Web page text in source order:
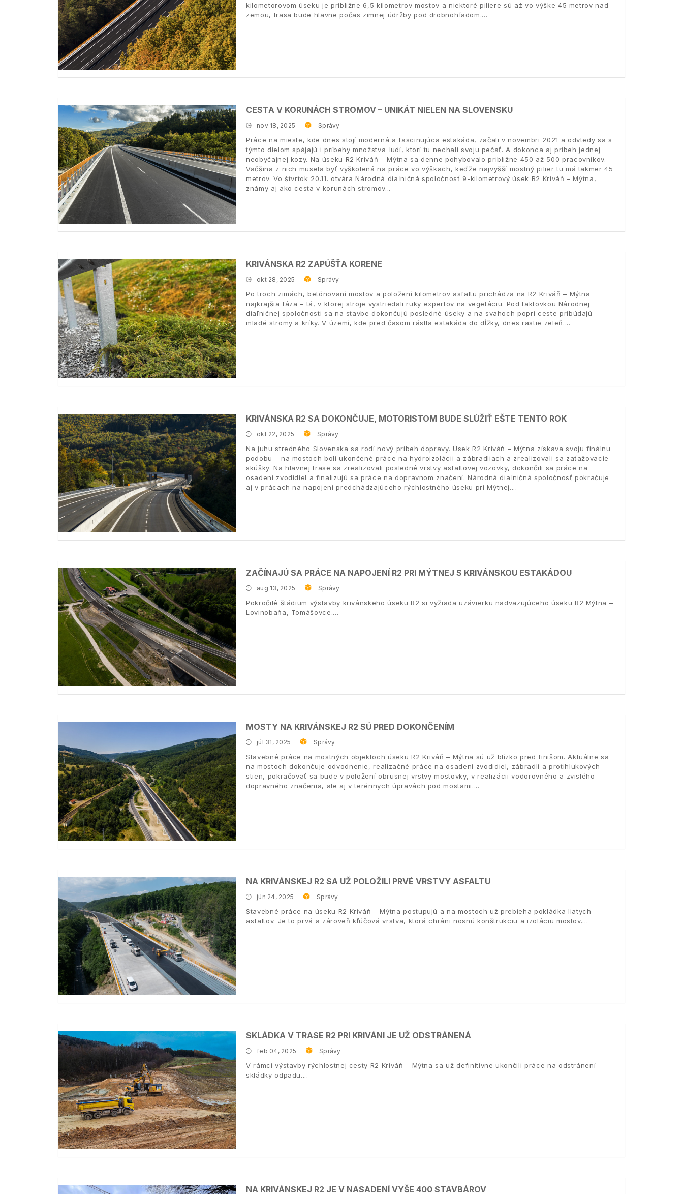
kilometorovom úseku je približne 6,5 kilometrov mostov a niektoré piliere sú až vo výške 45 metrov nad
zemou, trasa bude hlavne počas zimnej údržby pod drobnohľadom.
CESTA V KORUNÁCH STROMOV – UNIKÁT NIELEN NA SLOVENSKU
nov 18, 2025 Správy
Práce na mieste, kde dnes stojí moderná a fascinujúca estakáda, začali v novembri 2021 a odvtedy sa s
týmto dielom spájajú i príbehy množstva ľudí, ktorí tu nechali svoju pečať. A dokonca aj príbeh jednej
neobyčajnej kozy. Na úseku R2 Kriváň – Mýtna sa denne pohybovalo približne 450 až 500 pracovníkov.
Väčšina z nich musela byť vyškolená na práce vo výškach, keďže najvyšší mostný pilier tu má takmer 45
metrov. Vo štvrtok 20.11. otvára Národná diaľničná spoločnosť 9-kilometrový úsek R2 Kriváň – Mýtna,
známy aj ako cesta v korunách stromov
KRIVÁNSKA R2 ZAPÚŠŤA KORENE
okt 28, 2025 Správy
Po troch zimách, betónovaní mostov a položení kilometrov asfaltu prichádza na R2 Kriváň – Mýtna
najkrajšia fáza – tá, v ktorej stroje vystriedali ruky expertov na vegetáciu. Pod taktovkou Národnej
diaľničnej spoločnosti sa na stavbe dokončujú posledné úseky a na svahoch popri ceste pribúdajú
mladé stromy a kríky. V území, kde pred časom rástla estakáda do dĺžky, dnes rastie zeleň.
KRIVÁNSKA R2 SA DOKONČUJE, MOTORISTOM BUDE SLÚŽIŤ EŠTE TENTO ROK
okt 22, 2025 Správy
Na juhu stredného Slovenska sa rodí nový príbeh dopravy. Úsek R2 Kriváň – Mýtna získava svoju finálnu
podobu – na mostoch boli ukončené práce na hydroizolácii a zábradliach a zrealizovali sa zaťažovacie
skúšky. Na hlavnej trase sa zrealizovali posledné vrstvy asfaltovej vozovky, dokončili sa práce na
osadení zvodidiel a finalizujú sa práce na dopravnom značení. Národná diaľničná spoločnosť pokračuje
aj v prácach na napojení predchádzajúceho rýchlostného úseku pri Mýtnej.
ZAČÍNAJÚ SA PRÁCE NA NAPOJENÍ R2 PRI MÝTNEJ S KRIVÁNSKOU ESTAKÁDOU
aug 13, 2025 Správy
Pokročilé štádium výstavby krivánskeho úseku R2 si vyžiada uzávierku nadväzujúceho úseku R2 Mýtna –
Lovinobaňa, Tomášovce.
MOSTY NA KRIVÁNSKEJ R2 SÚ PRED DOKONČENÍM
júl 31, 2025 Správy
Stavebné práce na mostných objektoch úseku R2 Kriváň – Mýtna sú už blízko pred finišom. Aktuálne sa
na mostoch dokončuje odvodnenie, realizačné práce na osadení zvodidiel, zábradlí a protihlukových
stien, pokračovať sa bude v položení obrusnej vrstvy mostovky, v realizácii vodorovného a zvislého
dopravného značenia, ale aj v terénnych úpravách pod mostami.
NA KRIVÁNSKEJ R2 SA UŽ POLOŽILI PRVÉ VRSTVY ASFALTU
jún 24, 2025 Správy
Stavebné práce na úseku R2 Kriváň – Mýtna postupujú a na mostoch už prebieha pokládka liatych
asfaltov. Je to prvá a zároveň kľúčová vrstva, ktorá chráni nosnú konštrukciu a izoláciu mostov.
SKLÁDKA V TRASE R2 PRI KRIVÁNI JE UŽ ODSTRÁNENÁ
feb 04, 2025 Správy
V rámci výstavby rýchlostnej cesty R2 Kriváň – Mýtna sa už definitívne ukončili práce na odstránení
skládky odpadu.
NA KRIVÁNSKEJ R2 JE V NASADENÍ VYŠE 400 STAVBÁROV